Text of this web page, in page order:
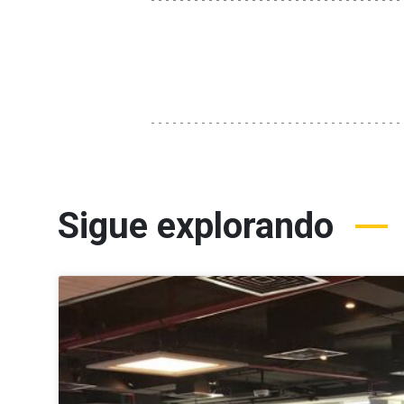
Sigue explorando